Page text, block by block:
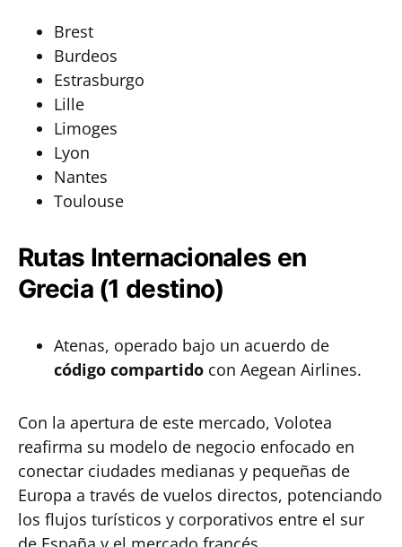
Brest
Burdeos
Estrasburgo
Lille
Limoges
Lyon
Nantes
Toulouse
Rutas Internacionales en
Grecia (1 destino)
Atenas, operado bajo un acuerdo de
código compartido con Aegean Airlines.
Con la apertura de este mercado, Volotea
reafirma su modelo de negocio enfocado en
conectar ciudades medianas y pequeñas de
Europa a través de vuelos directos, potenciando
los flujos turísticos y corporativos entre el sur